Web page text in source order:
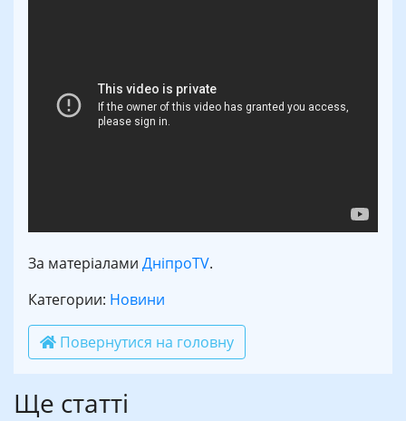
За матеріалами ДніпроTV.
Категории: Новини
Повернутися на головну
Ще статті